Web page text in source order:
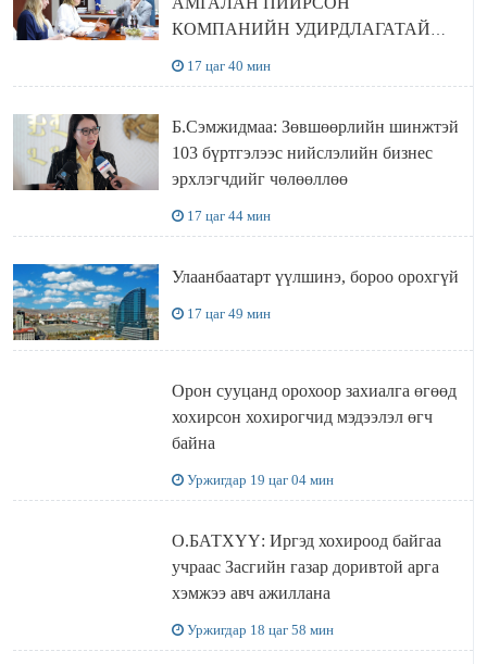
КОМПАНИЙН УДИРДЛАГАТАЙ
17 цаг 40 мин
Б.Сэмжидмаа: Зөвшөөрлийн шинжтэй
103 бүртгэлээс нийслэлийн бизнес
эрхлэгчдийг чөлөөллөө
17 цаг 44 мин
Улаанбаатарт үүлшинэ, бороо орохгүй
17 цаг 49 мин
Орон сууцанд орохоор захиалга өгөөд
хохирсон хохирогчид мэдээлэл өгч
байна
Уржигдар 19 цаг 04 мин
О.БАТХҮҮ: Иргэд хохироод байгаа
учраас Засгийн газар доривтой арга
хэмжээ авч ажиллана
Уржигдар 18 цаг 58 мин